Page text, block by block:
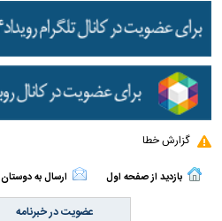
گزارش خطا
بازدید از صفحه اول ارسال به دوستان
عضویت در خبرنامه